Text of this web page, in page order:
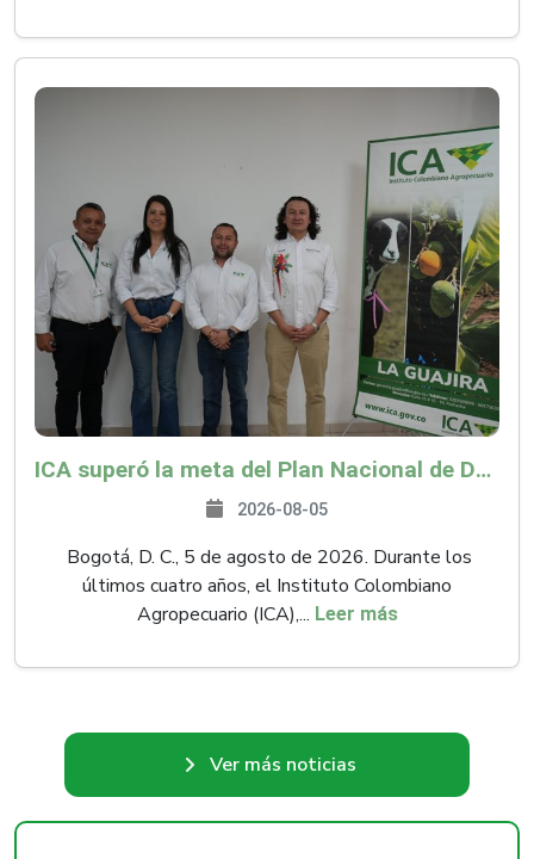
ICA superó la meta del Plan Nacional de Desarrollo y abrió 61 mercados internacionales
2026-08-05
Bogotá, D. C., 5 de agosto de 2026. Durante los
últimos cuatro años, el Instituto Colombiano
Agropecuario (ICA),... Leer más
Ver más noticias